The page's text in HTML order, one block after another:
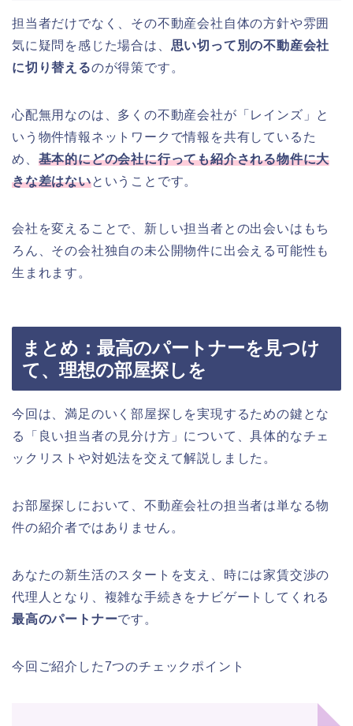
担当者だけでなく、その不動産会社自体の方針や雰囲
気に疑問を感じた場合は、 思い切って別の不動産会社
に切り替えるのが得策です。
心配無用なのは、多くの不動産会社が「レインズ」と
いう物件情報ネットワークで情報を共有しているた
め、 基本的にどの会社に行っても紹介される物件に大
きな差はないということです。
会社を変えることで、新しい担当者との出会いはもち
ろん、その会社独自の未公開物件に出会える可能性も
生まれます。
まとめ：最高のパートナーを見つけ
て、理想の部屋探しを
今回は、満足のいく部屋探しを実現するための鍵とな
る「良い担当者の見分け方」について、具体的なチェ
ックリストや対処法を交えて解説しました。
お部屋探しにおいて、不動産会社の担当者は単なる物
件の紹介者ではありません。
あなたの新生活のスタートを支え、時には家賃交渉の
代理人となり、複雑な手続きをナビゲートしてくれる
最高のパートナーです。
今回ご紹介した7つのチェックポイント